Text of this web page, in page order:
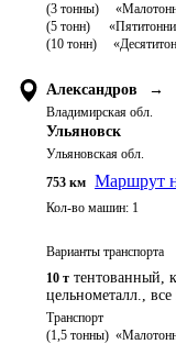
(3 тонны)
(5 тонн)	   «Пятитонник»
Александров →
Владимирская обл.
Ульяновск
Ульяновская обл.
753 км Маршрут
Кол-во машин: 1
Варианты транспорта
10 т тентованный,
цельнометалл.,
Транспорт
(1,5 тонны)